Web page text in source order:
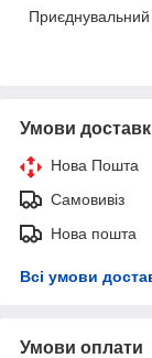
Приєднувальний
Умови
Нова Пошта
Самовивіз
Нова пошта
Всі умови
Умови оплати